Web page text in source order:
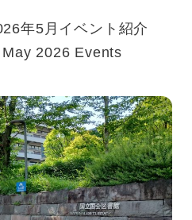
年5月イベント紹介
2026 Events